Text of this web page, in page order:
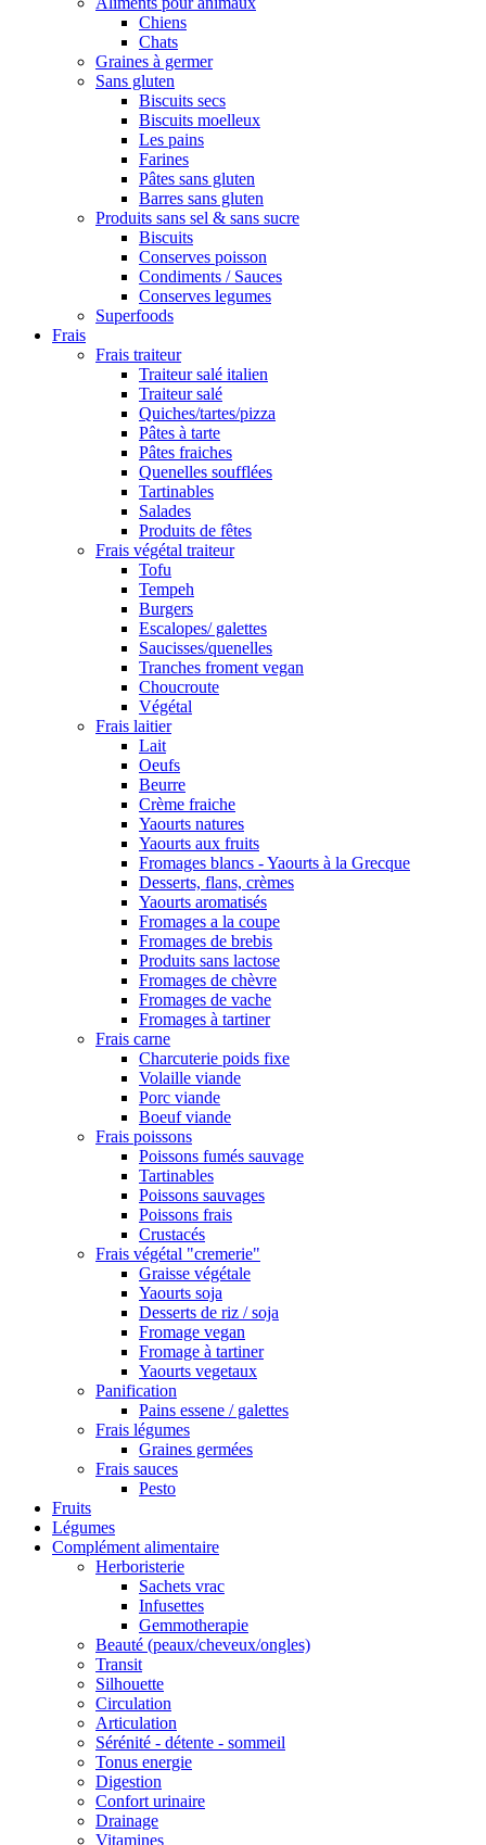
Chiens
Chats
Graines à germer
Sans gluten
Biscuits secs
Biscuits moelleux
Les pains
Farines
Pâtes sans gluten
Barres sans gluten
Produits sans sel & sans sucre
Biscuits
Conserves poisson
Condiments / Sauces
Conserves legumes
Superfoods
Frais
Frais traiteur
Traiteur salé italien
Traiteur salé
Quiches/tartes/pizza
Pâtes à tarte
Pâtes fraiches
Quenelles soufflées
Tartinables
Salades
Produits de fêtes
Frais végétal traiteur
Tofu
Tempeh
Burgers
Escalopes/ galettes
Saucisses/quenelles
Tranches froment vegan
Choucroute
Végétal
Frais laitier
Lait
Oeufs
Beurre
Crème fraiche
Yaourts natures
Yaourts aux fruits
Fromages blancs - Yaourts à la Grecque
Desserts, flans, crèmes
Yaourts aromatisés
Fromages a la coupe
Fromages de brebis
Produits sans lactose
Fromages de chèvre
Fromages de vache
Fromages à tartiner
Frais carne
Charcuterie poids fixe
Volaille viande
Porc viande
Boeuf viande
Frais poissons
Poissons fumés sauvage
Tartinables
Poissons sauvages
Poissons frais
Crustacés
Frais végétal "cremerie"
Graisse végétale
Yaourts soja
Desserts de riz / soja
Fromage vegan
Fromage à tartiner
Yaourts vegetaux
Panification
Pains essene / galettes
Frais légumes
Graines germées
Frais sauces
Pesto
Fruits
Légumes
Complément alimentaire
Herboristerie
Sachets vrac
Infusettes
Gemmotherapie
Beauté (peaux/cheveux/ongles)
Transit
Silhouette
Circulation
Articulation
Sérénité - détente - sommeil
Tonus energie
Digestion
Confort urinaire
Drainage
Vitamines